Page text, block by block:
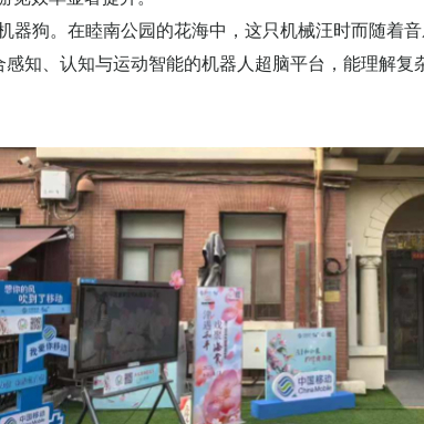
器狗。在睦南公园的花海中，这只机械汪时而随着
知、认知与运动智能的机器人超脑平台，能理解复